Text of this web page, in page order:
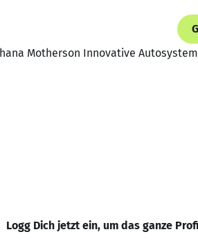
Motherson Innovative
Logg Dich jetzt ein, um das ganze